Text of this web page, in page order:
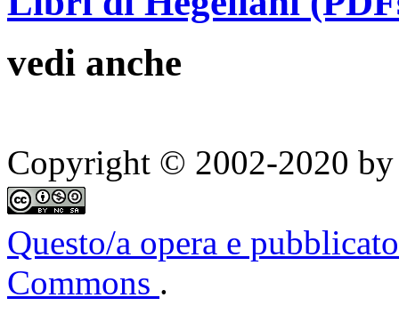
vedi anche
Copyright © 2002-2020 by
Questo/a opera e
Commons .